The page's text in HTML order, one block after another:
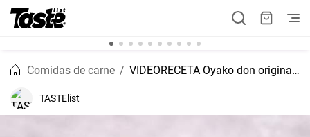
Comidas de carne VIDEORECETA Oyako don original japonés
TASTElist